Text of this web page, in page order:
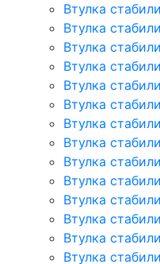
Втулка
Втулка
Втулка
Втулка
Втулка
Втулка
Втулка
Втулка
Втулка
Втулка
Втулка
Втулка
Втулка
Втулка